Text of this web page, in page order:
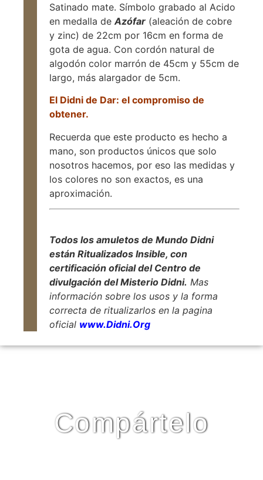
Satinado mate. Símbolo grabado al Acido
en medalla de Azófar (aleación de cobre
y zinc) de 22cm por 16cm en forma de
gota de agua. Con cordón natural de
algodón color marrón de 45cm y 55cm de
largo, más alargador de 5cm.
El Didni de Dar: el compromiso de
obtener.
Recuerda que este producto es hecho a
mano, son productos únicos que solo
nosotros hacemos, por eso las medidas y
los colores no son exactos, es una
aproximación.
Todos los amuletos de Mundo Didni
están Ritualizados Insible, con
certificación oficial del Centro de
divulgación del Misterio Didni. Mas
información sobre los usos y la forma
correcta de ritualizarlos en la pagina
oficial www.Didni.Org
Compártelo